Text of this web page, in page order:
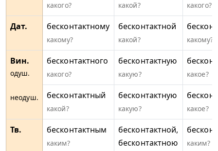
какого? какой? какого?
Дат. бесконтактному
какому?
бесконтактной
какой? какому?
Вин.
одуш.
неодуш.
бесконтактного
какого?
бесконтактную
какую? какое?
бесконтактный
какой?
бесконтактную
какую? какое?
Тв. бесконтактным
каким?
бесконтактной,
бесконтактною
каким?